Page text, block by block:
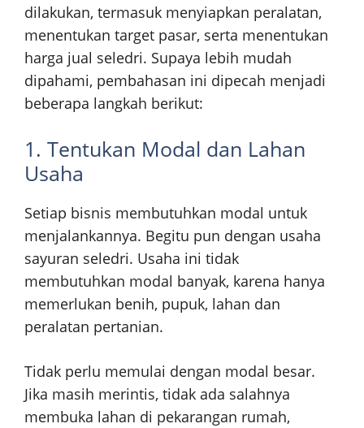
dilakukan, termasuk menyiapkan peralatan,
menentukan target pasar, serta menentukan
harga jual seledri. Supaya lebih mudah
dipahami, pembahasan ini dipecah menjadi
beberapa langkah berikut:
1. Tentukan Modal dan Lahan
Usaha
Setiap bisnis membutuhkan modal untuk
menjalankannya. Begitu pun dengan usaha
sayuran seledri. Usaha ini tidak
membutuhkan modal banyak, karena hanya
memerlukan benih, pupuk, lahan dan
peralatan pertanian.
Tidak perlu memulai dengan modal besar.
Jika masih merintis, tidak ada salahnya
membuka lahan di pekarangan rumah,